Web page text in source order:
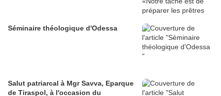
Séminaire théologique d'Odessa
Salut patriarcal à Mgr Savva, Eparque
de Tiraspol, à l'occasion du